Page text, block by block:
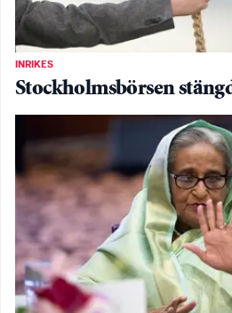
INRIKES
Stockholmsbörsen